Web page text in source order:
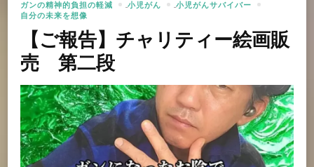
ガンの精神的負担の軽減
小児がん
小児がんサバイバー
自分の未来を想像
【ご報告】チャリティー絵画販
売 第二段